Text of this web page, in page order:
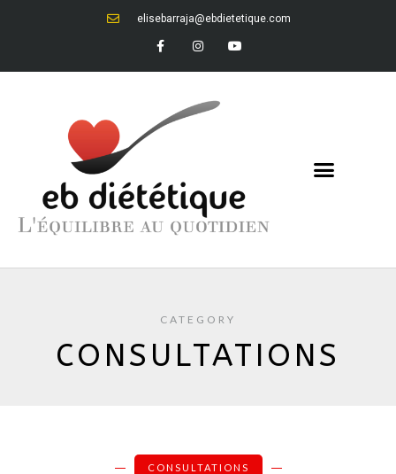
elisebarraja@ebdietetique.com
CATEGORY
CONSULTATIONS
CONSULTATIONS